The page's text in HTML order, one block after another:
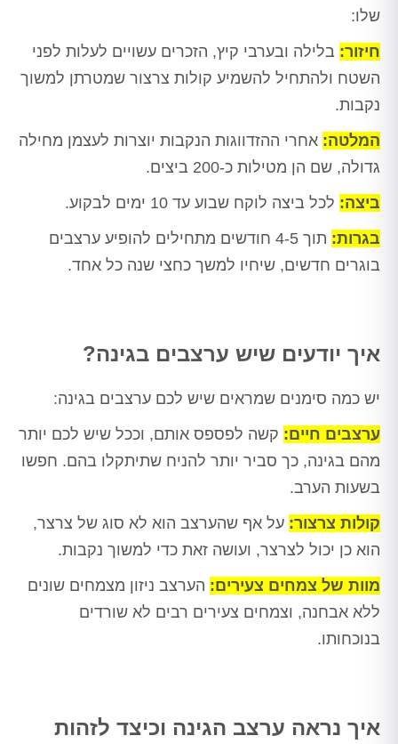
שלו:
חיזור: בלילה ובערבי קיץ, הזכרים עשויים לעלות לפני
השטח ולהתחיל להשמיע קולות צרצור שמטרתן למשוך
נקבות.
המלטה: אחרי ההזדווגות הנקבות יוצרות לעצמן מחילה
גדולה, שם הן מטילות כ-200 ביצים.
ביצה: לכל ביצה לוקח שבוע עד 10 ימים לבקוע.
בגרות:
תוך 4-5 חודשים מתחילים להופיע ערצבים
בוגרים חדשים, שיחיו למשך כחצי שנה כל אחד.
איך יודעים שיש ערצבים בגינה?
יש כמה סימנים שמראים שיש לכם ערצבים בגינה:
ערצבים חיים: קשה לפספס אותם, וככל שיש לכם יותר
מהם בגינה, כך סביר יותר להניח שתיתקלו בהם. חפשו
בשעות הערב.
קולות צרצור: על אף שהערצב הוא לא סוג של צרצר,
הוא כן יכול לצרצר, ועושה זאת כדי למשוך נקבות.
מוות של צמחים צעירים: הערצב ניזון מצמחים שונים
ללא אבחנה, וצמחים צעירים רבים לא שורדים
בנוכחותו.
איך נראה ערצב הגינה וכיצד לזהות